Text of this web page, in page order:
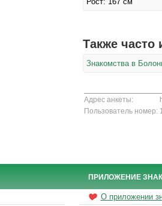
Также часто
Знакомства в
Адрес анкеты:
Пользователь номер:
ПРИЛОЖЕНИЕ
О приложении